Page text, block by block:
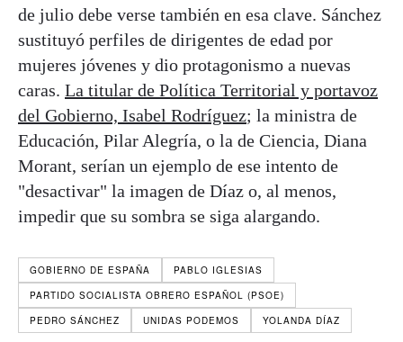
de julio debe verse también en esa clave. Sánchez
sustituyó perfiles de dirigentes de edad por
mujeres jóvenes y dio protagonismo a nuevas
caras. La titular de Política Territorial y portavoz
del Gobierno, Isabel Rodríguez; la ministra de
Educación, Pilar Alegría, o la de Ciencia, Diana
Morant, serían un ejemplo de ese intento de
"desactivar" la imagen de Díaz o, al menos,
impedir que su sombra se siga alargando.
GOBIERNO DE ESPAÑA
PABLO IGLESIAS
PARTIDO SOCIALISTA OBRERO ESPAÑOL (PSOE)
PEDRO SÁNCHEZ
UNIDAS PODEMOS YOLANDA DÍAZ